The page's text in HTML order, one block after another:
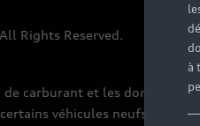
Rights Reserved.
carburant et les données
véhicules neufs sont
à